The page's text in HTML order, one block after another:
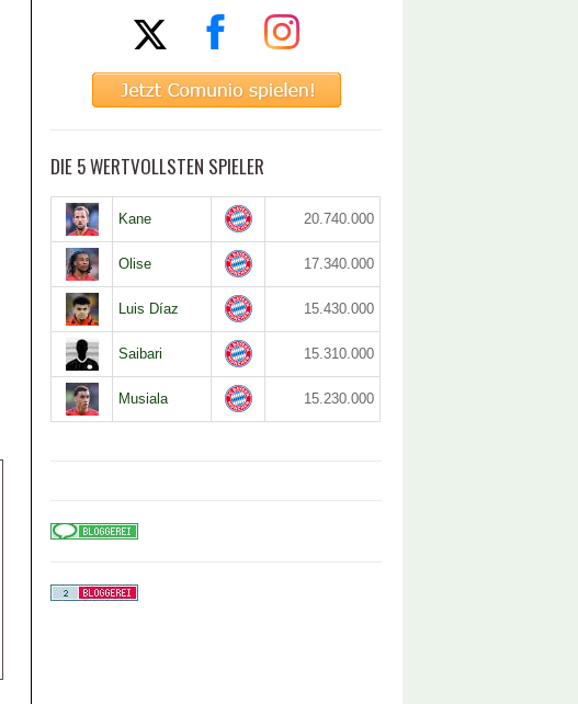
DIE 5 WERTVOLLSTEN SPIELER
Kane 20.740.000
Olise 17.340.000
Luis Díaz 15.430.000
Saibari 15.310.000
Musiala 15.230.000